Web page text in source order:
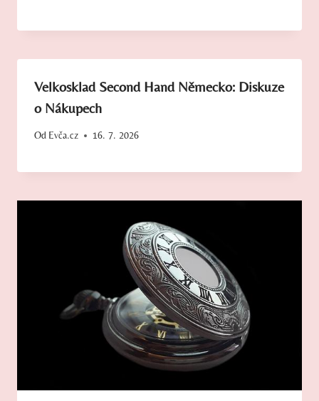
Velkosklad Second Hand Německo: Diskuze
o Nákupech
Od Evča.cz 16. 7. 2026